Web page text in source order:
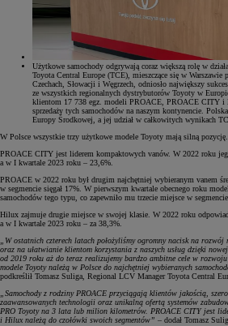
Użytkowe samochody odgrywają coraz większą rolę w
Toyota Central Europe (TCE), mieszczące się w
Czechach, Słowacji i Węgrzech, odniosło największy
ze wszystkich regionalnych dystrybutorów Toyoty w
klientom 17 738 egz. modeli PROACE, PROACE CITY i
sprzedaży tych samochodów na naszym kontynencie.
Europy Środkowej, a jej udział w całkowitych wynikach
W Polsce wszystkie trzy użytkowe modele Toyoty mają silną pozycję.
PROACE CITY jest liderem kompaktowych vanów. W 2022 roku
a w I kwartale 2023 roku – 23,6%.
PROACE w 2022 roku był drugim najchętniej wybieranym vanem
w segmencie sięgał 17%. W pierwszym kwartale obecnego roku
samochodów tego typu, co zapewniło mu trzecie miejsce w
Hilux zajmuje drugie miejsce w swojej klasie. W 2022 roku
a w I kwartale 2023 roku – za 38,3%.
„W ostatnich czterech latach położyliśmy ogromny nacisk na rozwój
oraz na ułatwianie klientom korzystania z naszych usług dzięki
od 2019 roku aż do teraz realizujemy bardzo ambitne cele w
modele Toyoty należą w Polsce do najchętniej wybieranych
podkreślił Tomasz Suliga, Regional LCV Manager Toyota Central
„Samochody z rodziny PROACE przyciągają klientów jakością,
zaawansowanych technologii oraz unikalną ofertą systemów
PRO Toyoty na 3 lata lub milion kilometrów. PROACE CITY jest
i Hilux należą do czołówki swoich segmentów” – dodał Tomasz